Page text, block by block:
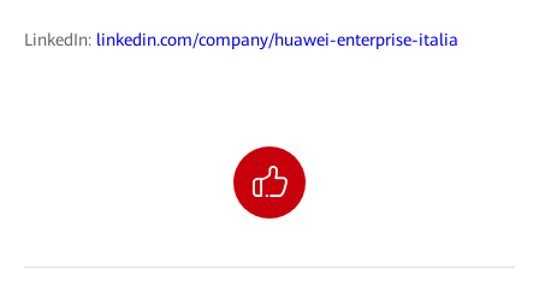
LinkedIn: linkedin.com/company/huawei-enterprise-italia